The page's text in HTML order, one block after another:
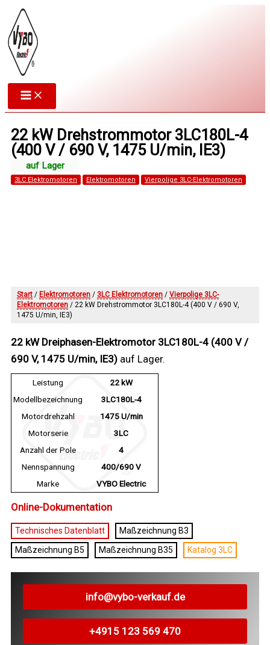
Zum
Inhalt
springen
22 kW Drehstrommotor 3LC180L-4
(400 V / 690 V, 1475 U/min, IE3)
3LC Elektromotoren Elektromotoren Vierpolige 3LC-Elektromotoren
Start / Elektromotoren / 3LC Elektromotoren / Vierpolige 3LC-
Elektromotoren / 22 kW Drehstrommotor 3LC180L-4 (400 V / 690 V,
1475 U/min, IE3)
22 kW Dreiphasen-Elektromotor 3LC180L-4 (400 V /
690 V, 1475 U/min, IE3) auf Lager.
Leistung
22 kW
Modellbezeichnung
3LC180L-4
Motordrehzahl
1475 U/min
Motorserie
3LC
Anzahl der Pole
4
Nennspannung
400/690 V
Marke
VYBO Electric
Online-Dokumentation
Technisches Datenblatt
Maßzeichnung B3
Maßzeichnung B5
Maßzeichnung B35 Katalog 3LC
info@vybo-verkauf.de
+4915 123 569 470